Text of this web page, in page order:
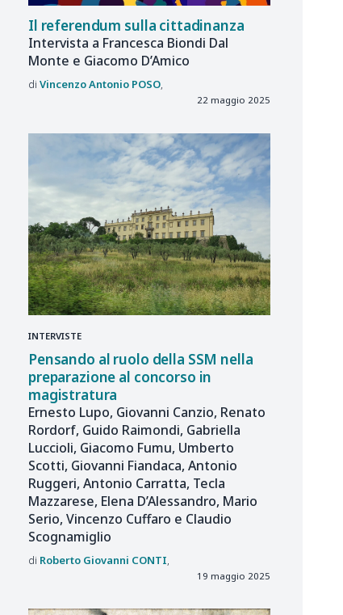
Il referendum sulla cittadinanza
Intervista a Francesca Biondi Dal
Monte e Giacomo D’Amico
Vincenzo Antonio POSO
22 maggio 2025
INTERVISTE
Pensando al ruolo della SSM nella
preparazione al concorso in
magistratura
Ernesto Lupo, Giovanni Canzio, Renato
Rordorf, Guido Raimondi, Gabriella
Luccioli, Giacomo Fumu, Umberto
Scotti, Giovanni Fiandaca, Antonio
Ruggeri, Antonio Carratta, Tecla
Mazzarese, Elena D’Alessandro, Mario
Serio, Vincenzo Cuffaro e Claudio
Scognamiglio
Roberto Giovanni CONTI
19 maggio 2025